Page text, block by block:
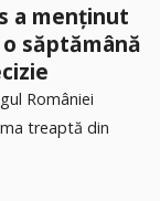
a menținut
săptămână
României
treaptă din